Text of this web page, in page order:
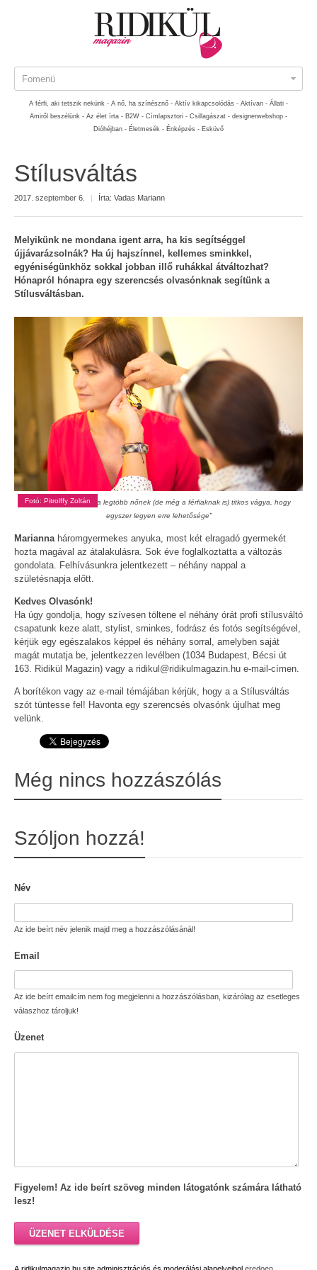
Fomenü
A férfi, aki tetszik nekünk - A nő, ha színésznő - Aktív kikapcsolódás - Aktívan - Állati -
Amiről beszélünk - Az élet írta - B2W - Címlapsztori - Csillagászat - designerwebshop -
Dióhéjban - Életmesék - Énképzés - Esküvő
Stílusváltás
2017. szeptember 6. | Írta: Vadas Mariann
Melyikünk ne mondana igent arra, ha kis segítséggel
újjávarázsolnák? Ha új hajszínnel, kellemes sminkkel,
egyéniségünkhöz sokkal jobban illő ruhákkal átváltozhat?
Hónapról hónapra egy szerencsés olvasónknak segítünk a
Stílusváltásban.
"Azt gondolom, hogy a legtöbb nőnek (de még a férfiaknak is) titkos vágya, hogy
egyszer legyen erre lehetősége”
Fotó: Pitrolffy Zoltán
Mariannaháromgyermekes anyuka, most két elragadó gyermekét
hozta magával az átalakulásra. Sok éve foglalkoztatta a változás
gondolata. Felhívásunkra jelentkezett – néhány nappal a
születésnapja előtt.
Kedves Olvasónk!
Ha úgy gondolja, hogy szívesen töltene el néhány órát profi stílusváltó
csapatunk keze alatt, stylist, sminkes, fodrász és fotós segítségével,
kérjük egy egészalakos képpel és néhány sorral, amelyben saját
magát mutatja be, jelentkezzen levélben (1034 Budapest, Bécsi út
163. Ridikül Magazin) vagy a ridikul@ridikulmagazin.hu e-mail-címen.
A borítékon vagy az e-mail témájában kérjük, hogy a a Stílusváltás
szót tüntesse fel! Havonta egy szerencsés olvasónk újulhat meg
velünk.
Még nincs hozzászólás
Szóljon hozzá!
Név
Az ide beírt név jelenik majd meg a hozzászólásánál!
Email
Az ide beírt emailcím nem fog megjelenni a hozzászólásban, kizárólag az esetleges
válaszhoz tároljuk!
Üzenet
Figyelem! Az ide beírt szöveg minden látogatónk számára látható
lesz!
ÜZENET ELKÜLDÉSE